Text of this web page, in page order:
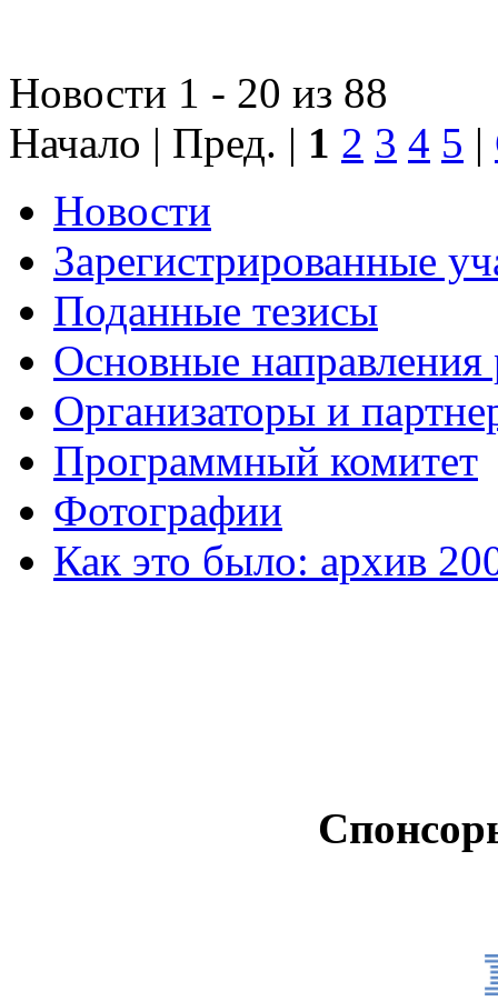
Новости 1 - 20 из 88
Начало | Пред. | 1 2 3 4 5 |
Новости
Зарегистрированные
Поданные тезисы
Основные направления
Организаторы и
Программный комитет
Фотографии
Как это было: архив